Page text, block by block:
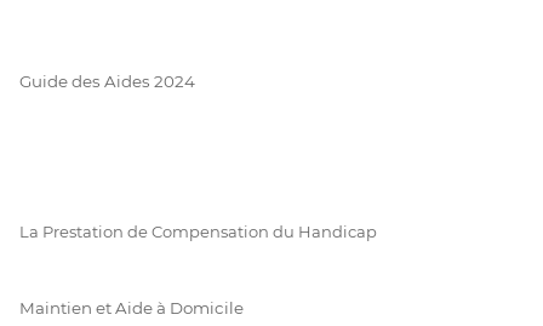
Guide des Aides 2024
La Prestation de Compensation du Handicap
Maintien et Aide à Domicile